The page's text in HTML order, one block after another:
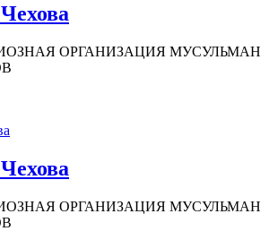
ОРГАНИЗАЦИЯ МУСУЛЬМАН
ОРГАНИЗАЦИЯ МУСУЛЬМАН